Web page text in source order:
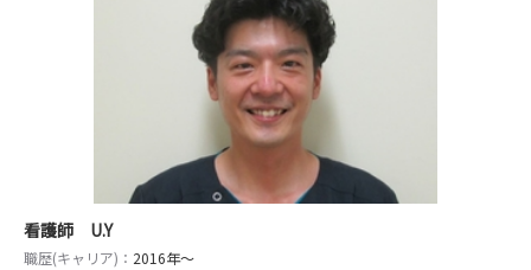
看護師 U.Y
職歴(キャリア)： 2016年〜